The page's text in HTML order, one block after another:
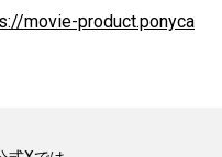
movie-product.ponyca